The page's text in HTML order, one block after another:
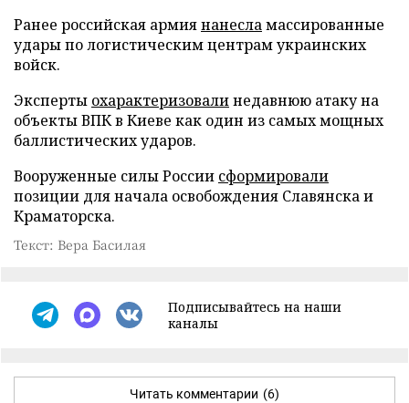
Ранее российская армиянанесламассированные
удары по логистическим центрам украинских
войск.
Эксперты охарактеризовалинедавнюю атаку на
объекты ВПК в Киеве как один из самых мощных
баллистических ударов.
Вооруженные силы России сформировали
позиции для начала освобождения Славянска и
Краматорска.
Текст: Вера Басилая
Подписывайтесь на наши
каналы
Читать комментарии (6)